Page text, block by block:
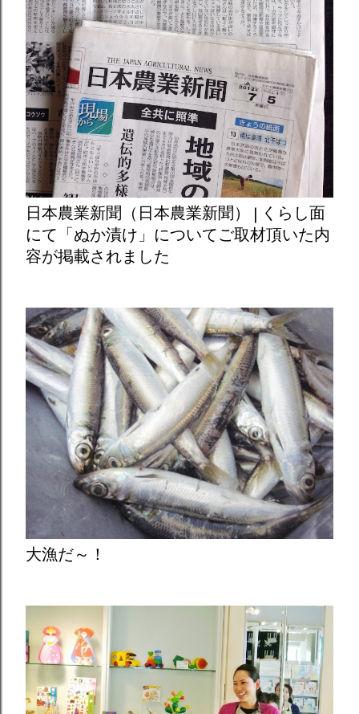
日本農業新聞（日本農業新聞） | くらし面
にて「ぬか漬け」についてご取材頂いた内
容が掲載されました
大漁だ～！